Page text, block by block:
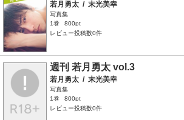
若月勇太 / 末光美幸
写真集
1巻
800pt
レビュー投稿数0件
週刊 若月勇太 vol.3
若月勇太 / 末光美幸
写真集
1巻
800pt
レビュー投稿数0件